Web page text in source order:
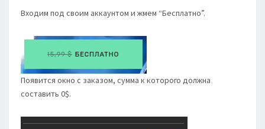
Входим под своим аккаунтом и жмем “Бесплатно”.
Появится окно с заказом, сумма к которого должна
составить 0$.